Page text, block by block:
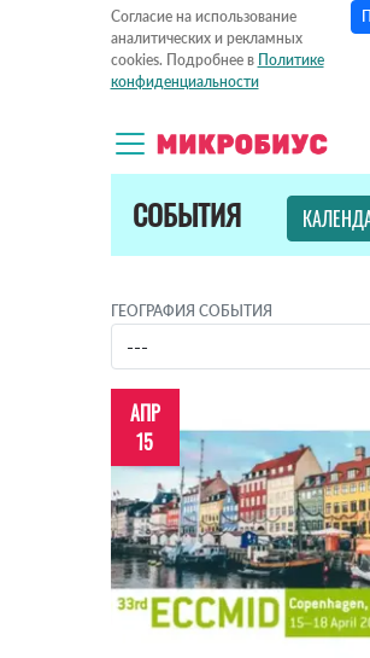
Согласие на использование
аналитических и рекламных
cookies. Подробнее в Политике
конфиденциальности
СОБЫТИЯ
ГЕОГРАФИЯ СОБЫТИЯ
АПР
15